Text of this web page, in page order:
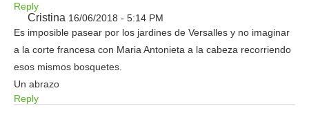
Reply
Cristina 16/06/2018 - 5:14 PM
Es imposible pasear por los jardines de Versalles y no imaginar
a la corte francesa con Maria Antonieta a la cabeza recorriendo
esos mismos bosquetes.
Un abrazo
Reply